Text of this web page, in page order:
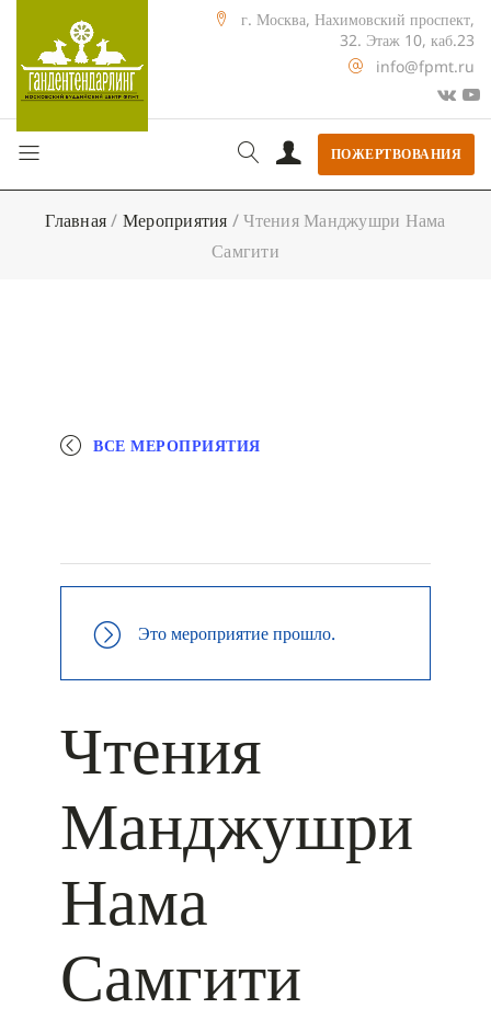
г. Москва, Нахимовский проспект,
32. Этаж 10, каб.23
info@fpmt.ru
ПОЖЕРТВОВАНИЯ
Главная/ Мероприятия /Чтения Манджушри Нама
Самгити
ВСЕ МЕРОПРИЯТИЯ
Это мероприятие прошло.
Чтения
Манджушри
Нама
Самгити